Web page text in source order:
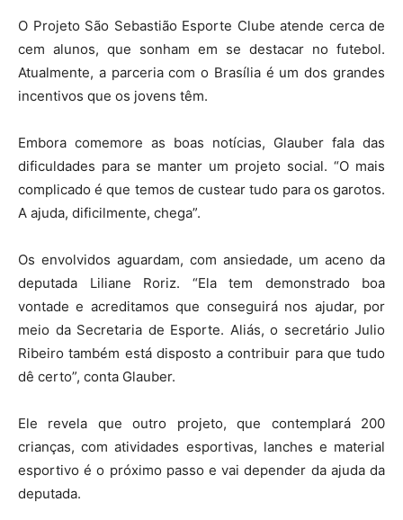
O Projeto São Sebastião Esporte Clube atende cerca de
cem alunos, que sonham em se destacar no futebol.
Atualmente, a parceria com o Brasília é um dos grandes
incentivos que os jovens têm.
Embora comemore as boas notícias, Glauber fala das
dificuldades para se manter um projeto social. “O mais
complicado é que temos de custear tudo para os garotos.
A ajuda, dificilmente, chega”.
Os envolvidos aguardam, com ansiedade, um aceno da
deputada Liliane Roriz. “Ela tem demonstrado boa
vontade e acreditamos que conseguirá nos ajudar, por
meio da Secretaria de Esporte. Aliás, o secretário Julio
Ribeiro também está disposto a contribuir para que tudo
dê certo”, conta Glauber.
Ele revela que outro projeto, que contemplará 200
crianças, com atividades esportivas, lanches e material
esportivo é o próximo passo e vai depender da ajuda da
deputada.